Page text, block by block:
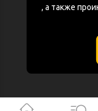
, а также
(с)